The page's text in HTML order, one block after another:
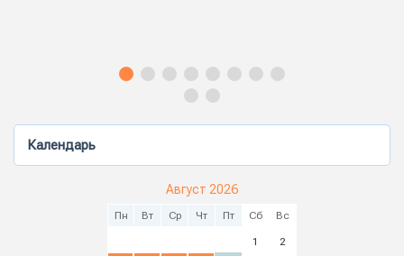
Календарь
Август 2026
Пн Вт Ср Чт Пт Сб Вс
1
2